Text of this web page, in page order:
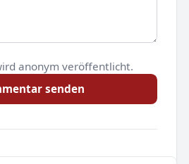
anonym veröffentlicht.
senden